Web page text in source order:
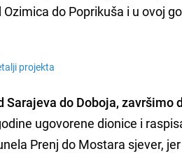
do Poprikuša i u ovoj
projekta
Sarajeva do Doboja, završimo
ugovorene dionice i
Prenj do Mostara sjever,